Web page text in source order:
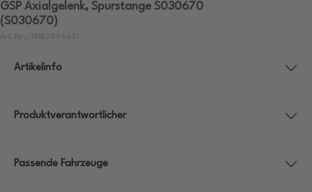
GSP Axialgelenk, Spurstange S030670
(S030670)
Art.Nr.: WW2896651
Artikelinfo
Produktverantwortlicher
Passende Fahrzeuge